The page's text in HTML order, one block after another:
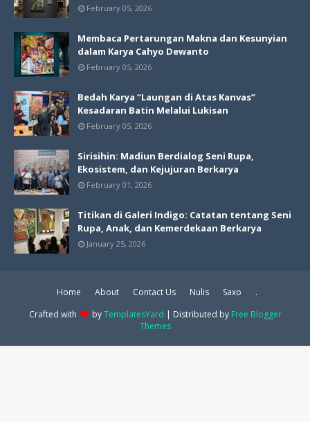
February 05, 2026
Membaca Pertarungan Makna dan Kesunyian
dalam Karya Cahyo Dewanto
February 05, 2026
Bedah Karya “Laungan di Atas Kanvas”
Kesadaran Batin Melalui Lukisan
February 05, 2026
Sirisihin: Madiun Berdialog Seni Rupa,
Ekosistem, dan Kejujuran Berkarya
February 01, 2026
Titikan di Galeri Indigo: Catatan tentang Seni
Rupa, Anak, dan Kemerdekaan Berkarya
January 25, 2026
Home About Contact Us Nulis Saxo
.
Crafted with
byTemplatesYard | Distributed by Free Blogger
Themes